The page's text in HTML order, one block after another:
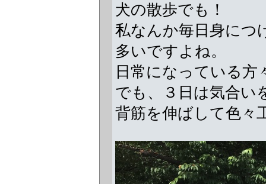
犬の散歩でも！
私なんか毎日身につ
多いですよね。
日常になっている方
でも、３日は気合い
背筋を伸ばして色々